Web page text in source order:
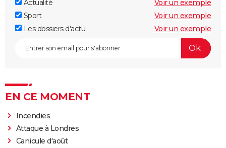
Actualité
Voir un exemple
Sport
Voir un exemple
Les dossiers d'actu
Voir un exemple
EN CE MOMENT
Incendies
Attaque à Londres
Canicule d'août